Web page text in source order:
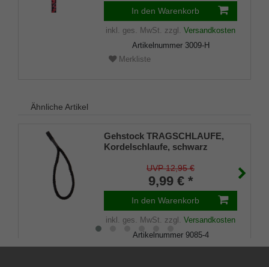
In den Warenkorb
inkl. ges. MwSt. zzgl. Versandkosten
Artikelnummer 3009-H
Merkliste
Ähnliche Artikel
Gehstock TRAGSCHLAUFE,
Kordelschlaufe, schwarz
UVP 12,95 €
9,99 € *
In den Warenkorb
inkl. ges. MwSt. zzgl. Versandkosten
Artikelnummer 9085-4
Merkliste